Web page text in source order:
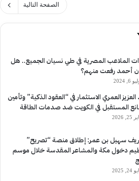
الصفحة التالية
الملاعب المصرية في طي نسيان الجميع.. هل
أحمد رفعت منهم؟
6, 2024
العمري الاستثمار في “العقود الذكية” وتأمين
المستقبل في الكويت ضد صدمات الطاقة
2026
سهيل بن عمر: إطلاق منصة “تصريح”
دخول مكة والمشاعر المقدسة خلال موسم
2025